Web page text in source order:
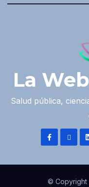
La
Salud pública,
© Copyright